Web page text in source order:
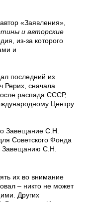
«Заявления»,
и авторские
из-за которого
и
последний из
Рерих, сначала
распада СССР,
Центру
Завещание С.Н.
Советского Фонда
Завещанию С.Н.
их во внимание
– никто не может
Других